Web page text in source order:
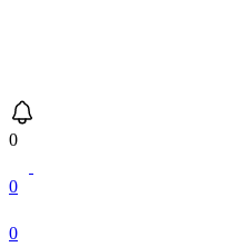
0
0
0